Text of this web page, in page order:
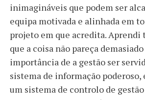
inimagináveis que podem ser
equipa motivada e alinhada em
projeto em que acredita. Aprendi
que a coisa não pareça
importância de a gestão ser
sistema de informação poderoso,
um sistema de controlo de